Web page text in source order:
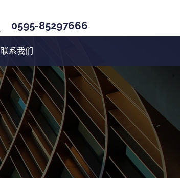
0595-85297666
联系我们